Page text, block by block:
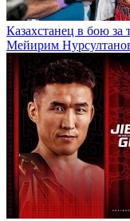
Казахстанец в бою за
Мейирим